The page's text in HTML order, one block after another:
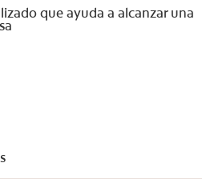
que ayuda a alcanzar una